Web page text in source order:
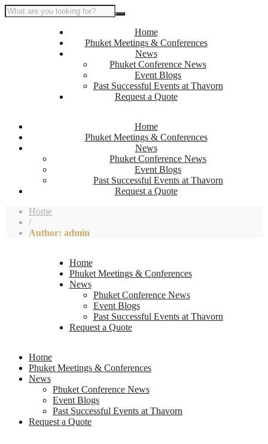
Home
Phuket Meetings & Conferences
News
Phuket Conference News
Event Blogs
Past Successful Events at Thavorn
Request a Quote
Home
Phuket Meetings & Conferences
News
Phuket Conference News
Event Blogs
Past Successful Events at Thavorn
Request a Quote
Home
/
Author: admin
Home
Phuket Meetings & Conferences
News
Phuket Conference News
Event Blogs
Past Successful Events at Thavorn
Request a Quote
Home
Phuket Meetings & Conferences
News
Phuket Conference News
Event Blogs
Past Successful Events at Thavorn
Request a Quote